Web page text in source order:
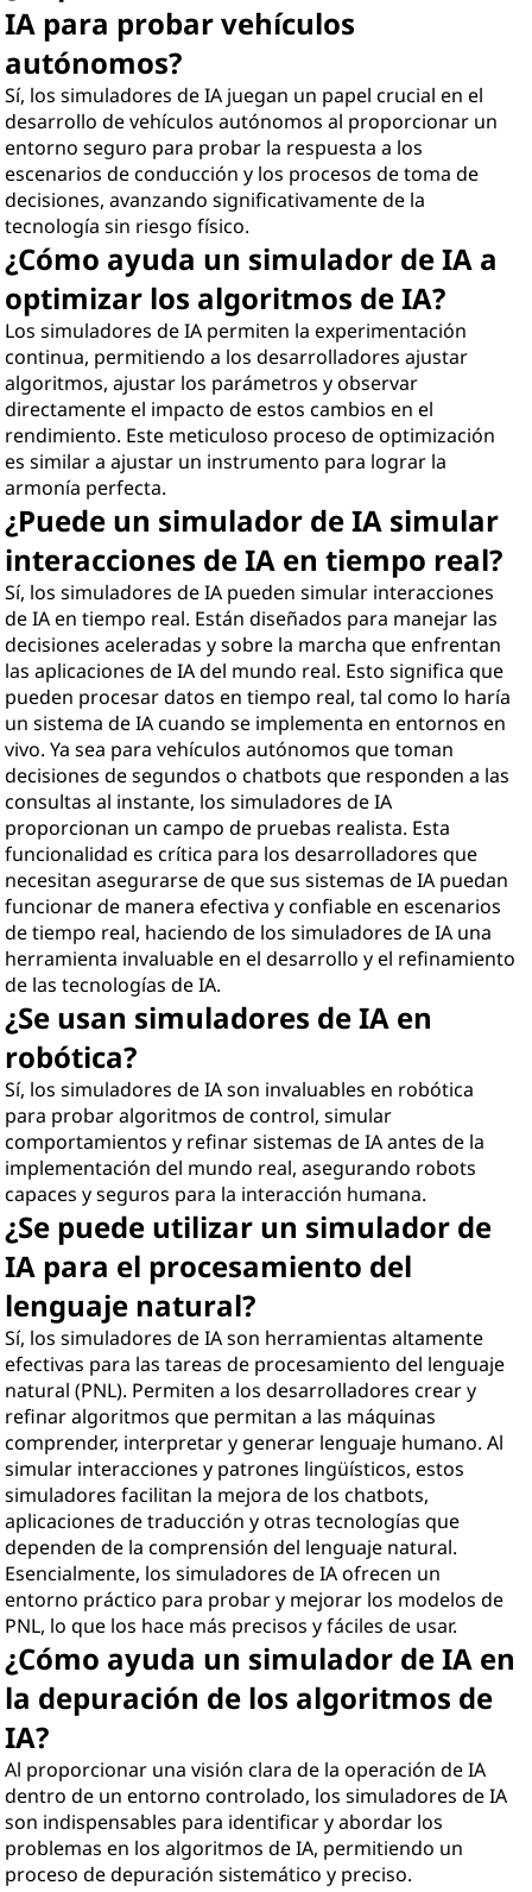
IA para probar vehículos
autónomos?
Sí, los simuladores de IA juegan un papel crucial en el
desarrollo de vehículos autónomos al proporcionar un
entorno seguro para probar la respuesta a los
escenarios de conducción y los procesos de toma de
decisiones, avanzando significativamente de la
tecnología sin riesgo físico.
¿Cómo ayuda un simulador de IA a
optimizar los algoritmos de IA?
Los simuladores de IA permiten la experimentación
continua, permitiendo a los desarrolladores ajustar
algoritmos, ajustar los parámetros y observar
directamente el impacto de estos cambios en el
rendimiento. Este meticuloso proceso de optimización
es similar a ajustar un instrumento para lograr la
armonía perfecta.
¿Puede un simulador de IA simular
interacciones de IA en tiempo real?
Sí, los simuladores de IA pueden simular interacciones
de IA en tiempo real. Están diseñados para manejar las
decisiones aceleradas y sobre la marcha que enfrentan
las aplicaciones de IA del mundo real. Esto significa que
pueden procesar datos en tiempo real, tal como lo haría
un sistema de IA cuando se implementa en entornos en
vivo. Ya sea para vehículos autónomos que toman
decisiones de segundos o chatbots que responden a las
consultas al instante, los simuladores de IA
proporcionan un campo de pruebas realista. Esta
funcionalidad es crítica para los desarrolladores que
necesitan asegurarse de que sus sistemas de IA puedan
funcionar de manera efectiva y confiable en escenarios
de tiempo real, haciendo de los simuladores de IA una
herramienta invaluable en el desarrollo y el refinamiento
de las tecnologías de IA.
¿Se usan simuladores de IA en
robótica?
Sí, los simuladores de IA son invaluables en robótica
para probar algoritmos de control, simular
comportamientos y refinar sistemas de IA antes de la
implementación del mundo real, asegurando robots
capaces y seguros para la interacción humana.
¿Se puede utilizar un simulador de
IA para el procesamiento del
lenguaje natural?
Sí, los simuladores de IA son herramientas altamente
efectivas para las tareas de procesamiento del lenguaje
natural (PNL). Permiten a los desarrolladores crear y
refinar algoritmos que permitan a las máquinas
comprender, interpretar y generar lenguaje humano. Al
simular interacciones y patrones lingüísticos, estos
simuladores facilitan la mejora de los chatbots,
aplicaciones de traducción y otras tecnologías que
dependen de la comprensión del lenguaje natural.
Esencialmente, los simuladores de IA ofrecen un
entorno práctico para probar y mejorar los modelos de
PNL, lo que los hace más precisos y fáciles de usar.
¿Cómo ayuda un simulador de IA en
la depuración de los algoritmos de
IA?
Al proporcionar una visión clara de la operación de IA
dentro de un entorno controlado, los simuladores de IA
son indispensables para identificar y abordar los
problemas en los algoritmos de IA, permitiendo un
proceso de depuración sistemático y preciso.